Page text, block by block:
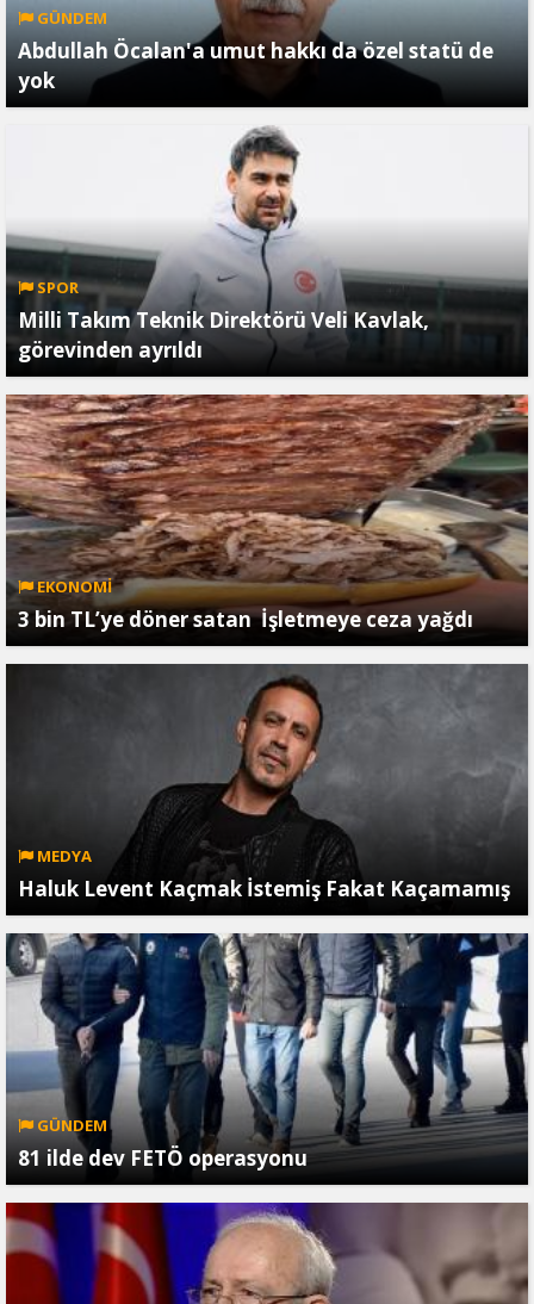
GÜNDEM
Abdullah Öcalan'a umut hakkı da özel statü de
yok
SPOR
Milli Takım Teknik Direktörü Veli Kavlak,
görevinden ayrıldı
EKONOMİ
3 bin TL’ye döner satan İşletmeye ceza yağdı
MEDYA
Haluk Levent Kaçmak İstemiş Fakat Kaçamamış
GÜNDEM
81 ilde dev FETÖ operasyonu